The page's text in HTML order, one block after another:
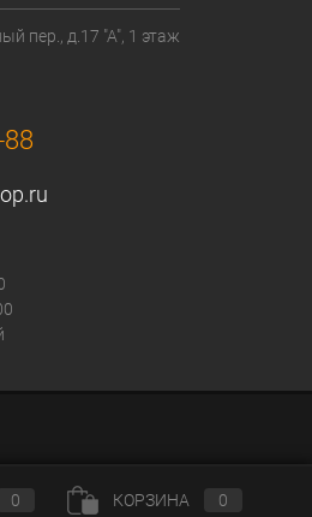
пер., д.17 "А", 1 этаж
0 КОРЗИНА 0